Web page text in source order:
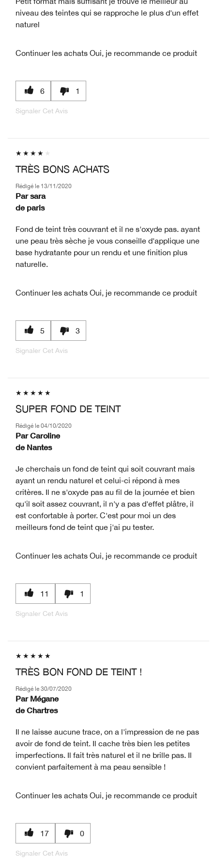
niveau des teintes qui se rapproche le plus d'un effet
naturel
Continuer les achats Oui, je recommande ce produit
6 1
Signaler Cet Avis
TRÈS BONS ACHATS
Rédigé le 13/11/2020
Par sara
de paris
Fond de teint très couvrant et il ne s'oxyde pas. ayant
une peau très sèche je vous conseille d'applique une
base hydratante pour un rendu et une finition plus
naturelle.
Continuer les achats Oui, je recommande ce produit
5 3
Signaler Cet Avis
SUPER FOND DE TEINT
Rédigé le 04/10/2020
Par Caroline
de Nantes
Je cherchais un fond de teint qui soit couvrant mais
ayant un rendu naturel et celui-ci répond à mes
critères. Il ne s'oxyde pas au fil de la journée et bien
qu'il soit assez couvrant, il n'y a pas d'effet plâtre, il
est confortable à porter. C'est pour moi un des
meilleurs fond de teint que j'ai pu tester.
Continuer les achats Oui, je recommande ce produit
11 1
Signaler Cet Avis
TRÈS BON FOND DE TEINT !
Rédigé le 30/07/2020
Par Mégane
de Chartres
Il ne laisse aucune trace, on a l'impression de ne pas
avoir de fond de teint. Il cache très bien les petites
imperfections. Il fait très naturel et il ne brille pas. Il
convient parfaitement à ma peau sensible !
Continuer les achats Oui, je recommande ce produit
17 0
Signaler Cet Avis